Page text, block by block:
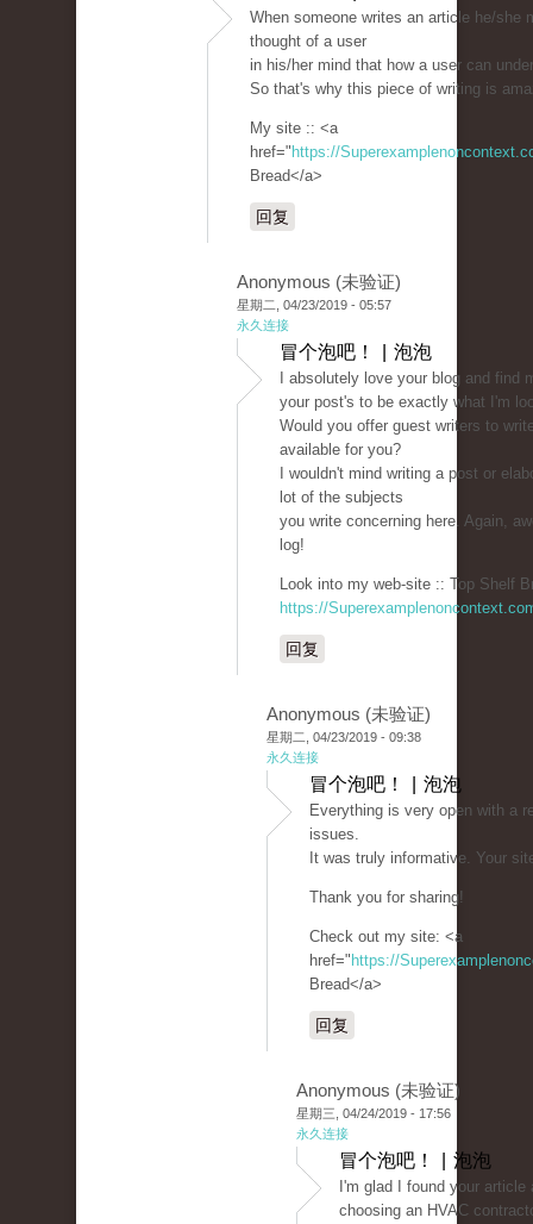
When someone writes an article he/she
thought of a user
in his/her mind that how a user can
So that's why this piece of writing is
My site :: <a
href=" https://
Bread</a>
回复
Anonymous (未验证)
星期二, 04/23/2019 - 05:57
永久连接
冒个泡吧！ | 泡泡
I absolutely love your blog and find
your post's to be exactly what I'm
Would you offer guest writers to
available for you?
I wouldn't mind writing a post or
lot of the subjects
you write concerning here. Again,
log!
Look into my web-site :: Top Shelf
https://
回复
Anonymous (未验证)
星期二, 04/23/2019 - 09:38
永久连接
冒个泡吧！ | 泡泡
Everything is very open with a
issues.
It was truly informative. Your
Thank you for sharing!
Check out my site: <a
href=" https://
Bread</a>
回复
Anonymous (未验证)
星期三, 04/24/2019 - 17:56
永久连接
冒个泡吧！ | 泡泡
I'm glad I found your article
choosing an HVAC